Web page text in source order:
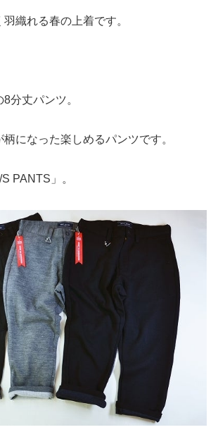
織れる春の上着です。
分丈パンツ。
になった楽しめるパンツです。
PANTS」。